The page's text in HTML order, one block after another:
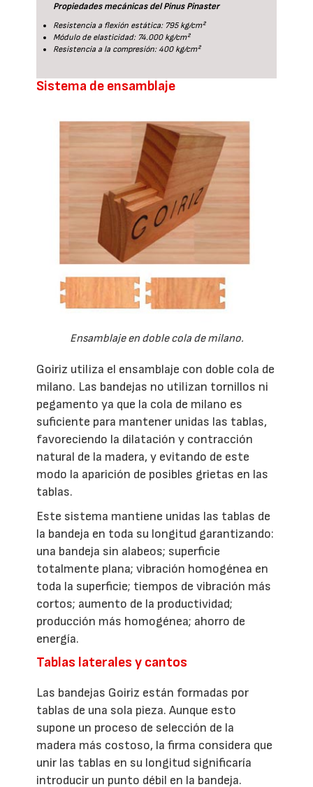
Propiedades mecánicas del Pinus Pinaster
Resistencia a flexión estática: 795 kg/cm²
Módulo de elasticidad: 74.000 kg/cm²
Resistencia a la compresión: 400 kg/cm²
Sistema de ensamblaje
Ensamblaje en doble cola de milano.
Goiriz utiliza el ensamblaje con doble cola de
milano. Las bandejas no utilizan tornillos ni
pegamento ya que la cola de milano es
suficiente para mantener unidas las tablas,
favoreciendo la dilatación y contracción
natural de la madera, y evitando de este
modo la aparición de posibles grietas en las
tablas.
Este sistema mantiene unidas las tablas de
la bandeja en toda su longitud garantizando:
una bandeja sin alabeos; superficie
totalmente plana; vibración homogénea en
toda la superficie; tiempos de vibración más
cortos; aumento de la productividad;
producción más homogénea; ahorro de
energía.
Tablas laterales y cantos
Las bandejas Goiriz están formadas por
tablas de una sola pieza. Aunque esto
supone un proceso de selección de la
madera más costoso, la firma considera que
unir las tablas en su longitud significaría
introducir un punto débil en la bandeja.